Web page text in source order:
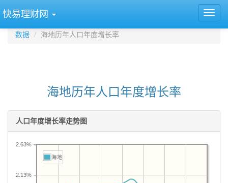
快易理财网
数据 海地历年人口年度增长率
海地历年人口年度增长率
人口年度增长率走势图
2.13%
2.63%
海地